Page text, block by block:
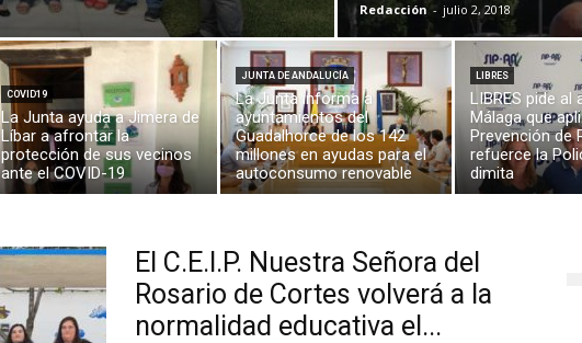
Redacción - julio 2, 2018
COVID19
La Junta ayuda a Jimera de
Líbar a afrontar la
protección de sus vecinos
ante el COVID-19
JUNTA DE ANDALUCÍA
​La Junta informa a
ayuntamientos del
Guadalhorce de los 142
millones en ayudas para el
autoconsumo renovable
LIBRES
LIBRES pide al
Málaga que
Prevención de
refuerce la
dimita
El C.E.I.P. Nuestra Señora del
Rosario de Cortes volverá a la
normalidad educativa el...